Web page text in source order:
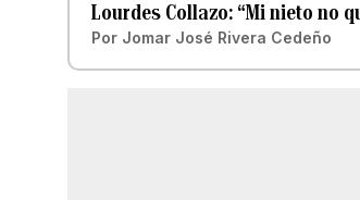
Lourdes Collazo: “Mi nieto no
Por Jomar José Rivera Cedeño